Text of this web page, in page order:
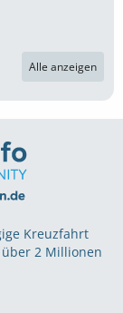
Alle anzeigen
Kreuzfahrt
2 Millionen